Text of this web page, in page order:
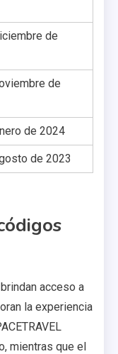
de
de
de 2024
de 2023
acceso a
la experiencia
mientras que el